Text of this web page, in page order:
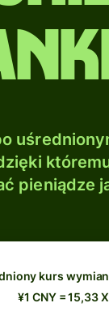
pieniądze
kurs
¥1 CNY = 15,33